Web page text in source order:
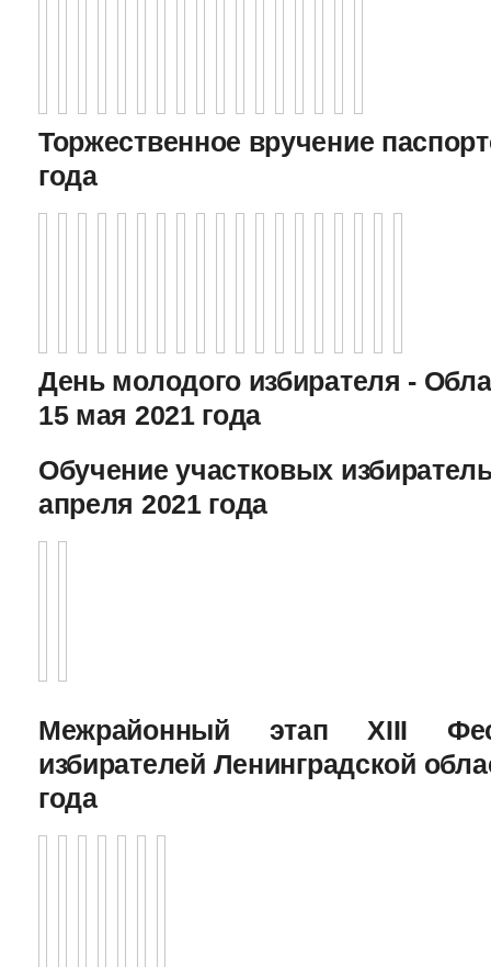
Торжественное вручение
года
День молодого избирателя -
15 мая 2021 года
Обучение участковых
апреля 2021 года
Межрайонный этап XIII
избирателей Ленинградской
года